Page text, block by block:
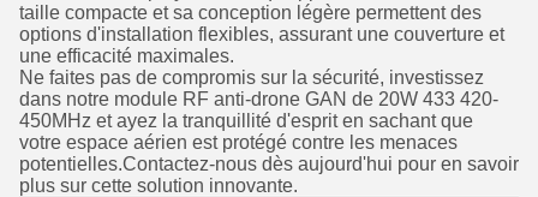
taille compacte et sa conception légère permettent des
options d'installation flexibles, assurant une couverture et
une efficacité maximales.
Ne faites pas de compromis sur la sécurité, investissez
dans notre module RF anti-drone GAN de 20W 433 420-
450MHz et ayez la tranquillité d'esprit en sachant que
votre espace aérien est protégé contre les menaces
potentielles.Contactez-nous dès aujourd'hui pour en savoir
plus sur cette solution innovante.